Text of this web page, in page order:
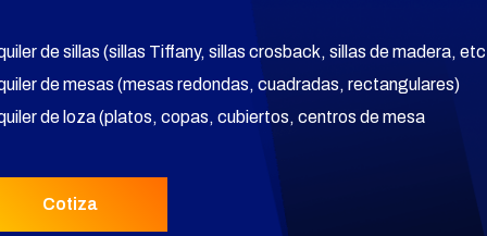
de sillas (sillas Tiffany, sillas crosback, sillas de madera,
de mesas (mesas redondas, cuadradas, rectangulares)
de loza (platos, copas, cubiertos, centros de mesa
Cotiza